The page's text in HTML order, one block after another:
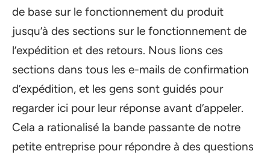
de base sur le fonctionnement du produit
jusqu’à des sections sur le fonctionnement de
l’expédition et des retours. Nous lions ces
sections dans tous les e-mails de confirmation
d’expédition, et les gens sont guidés pour
regarder ici pour leur réponse avant d’appeler.
Cela a rationalisé la bande passante de notre
petite entreprise pour répondre à des questions